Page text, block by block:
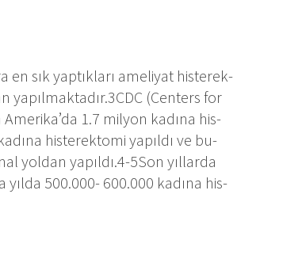
en sık yap­tık­la­rı ame­li­yat his­te­rek­
(Cen­ters for
1.7 mil­yon ka­dı­na his­
his­te­rek­to­mi ya­pıl­dı ve bu­
yol­dan ya­pıl­dı.4-5Son yıl­lar­da
yıl­da 500.000- 600.000 ka­dı­na his­